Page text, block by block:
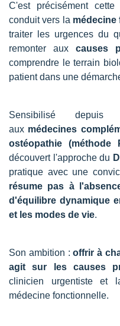
C'est précisément
conduit vers la médecine
traiter les urgences du
remonter aux causes
comprendre le terrain
patient dans une
Sensibilisé depuis
aux médecines
ostéopathie (méthode
découvert l'approche du
pratique avec une
résume pas à
d'équilibre dynamique
et les modes de vie.
Son ambition :offrir à
agit sur les causes
clinicien urgentiste et
médecine fonctionnelle.